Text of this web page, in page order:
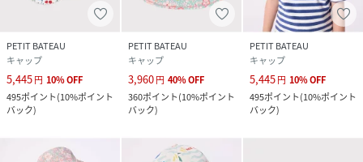
PETIT BATEAU
キャップ
5,445円 10%OFF
495ポイント(10%ポイント
バック)
PETIT BATEAU
キャップ
3,960円 40%OFF
360ポイント(10%ポイント
バック)
PETIT BATEAU
キャップ
5,445円 10%OFF
495ポイント(10%ポイント
バック)